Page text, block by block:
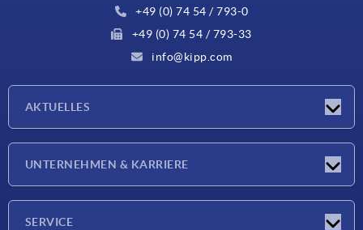
+49 (0) 74 54 / 793-0
+49 (0) 74 54 / 793-33
info@kipp.com
AKTUELLES
Presseberichte
UNTERNEHMEN & KARRIERE
SERVICE